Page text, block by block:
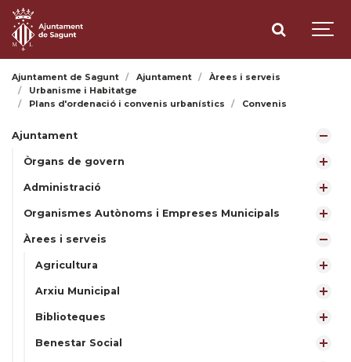
Ajuntament de Sagunt Ajuntament
Àrees i serveis
Urbanisme i Habitatge
Plans d'ordenació i convenis urbanístics
Convenis
Ajuntament
Òrgans de govern
Administració
Organismes Autònoms i Empreses Municipals
Àrees i serveis
Agricultura
Arxiu Municipal
Biblioteques
Benestar Social